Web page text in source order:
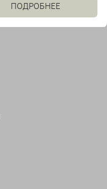
ПОДРОБНЕЕ